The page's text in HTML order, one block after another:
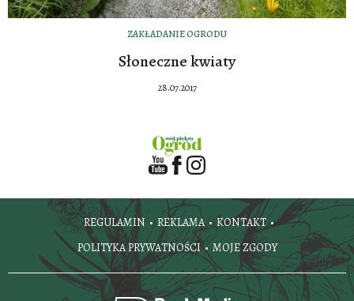
ZAKŁADANIE OGRODU
Słoneczne kwiaty
28.07.2017
REGULAMIN REKLAMA
KONTAKT
POLITYKA PRYWATNOŚCI
MOJE ZGODY